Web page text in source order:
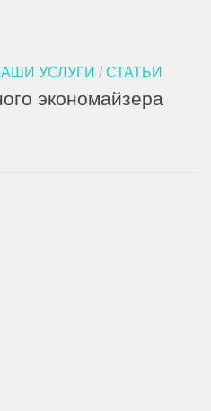
УСЛУГИ / СТАТЬИ
экономайзера